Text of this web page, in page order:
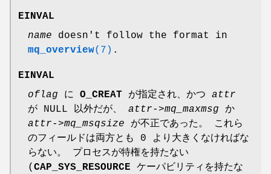
EINVAL
name doesn't follow the format in
mq_overview(7) .
EINVAL
oflag に O_CREAT が指定され、かつ attr
が NULL 以外だが、 attr->mq_maxmsg か
attr->mq_msqsize が不正であった。 これら
のフィールドは両方とも 0 より大きくなければな
らない。 プロセスが特権を持たない
( CAP_SYS_RESOURCE ケーパビリティを持たな